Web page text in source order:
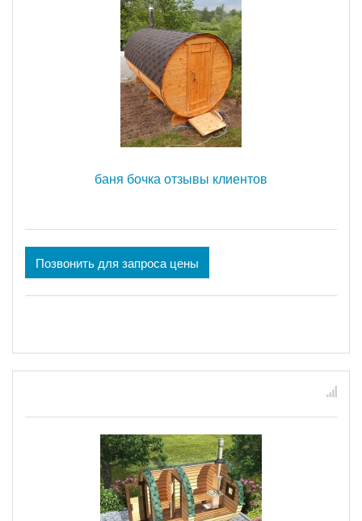
баня бочка отзывы клиентов
Позвонить для запроса цены